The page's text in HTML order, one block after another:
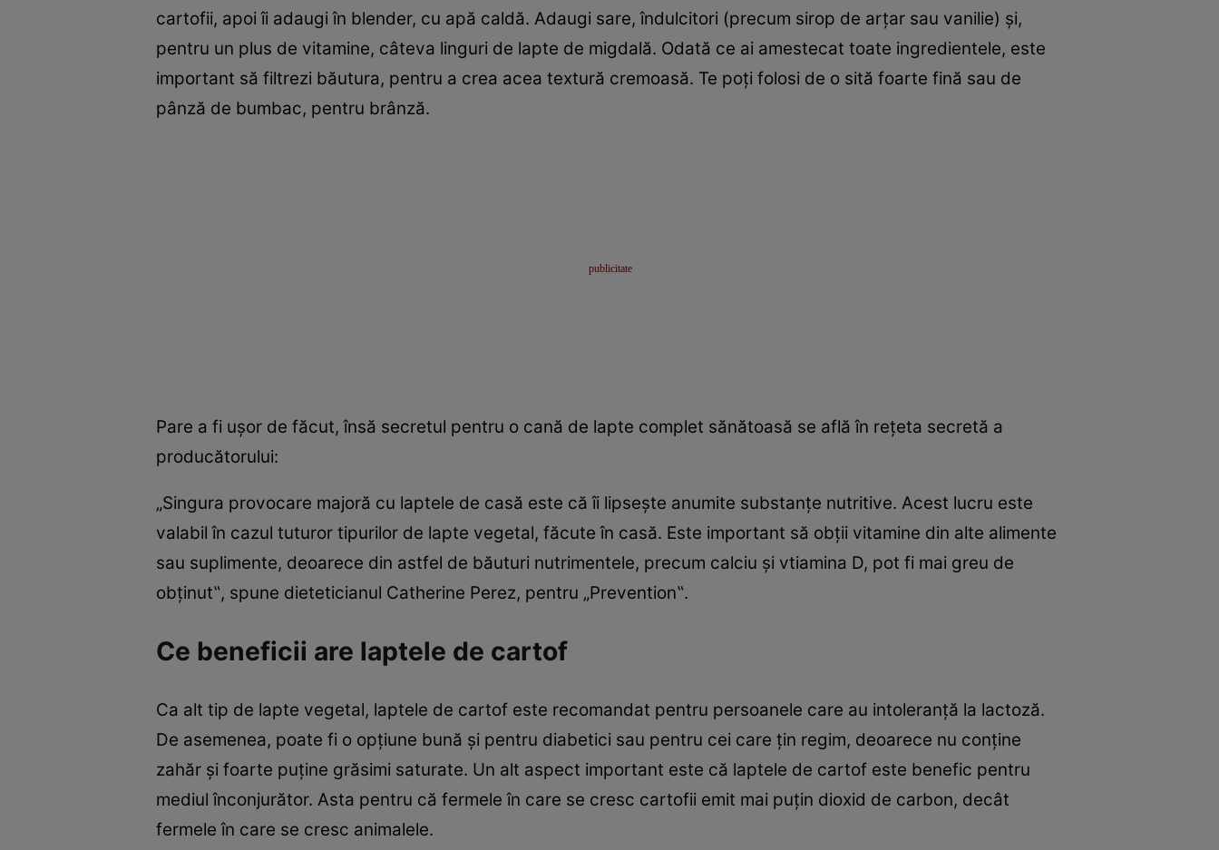
cartofii, apoi îi adaugi în blender, cu apă caldă. Adaugi sare, îndulcitori (precum sirop de arţar sau vanilie) şi,
pentru un plus de vitamine, câteva linguri de lapte de migdală. Odată ce ai amestecat toate ingredientele, este
important să filtrezi băutura, pentru a crea acea textură cremoasă. Te poţi folosi de o sită foarte fină sau de
pânză de bumbac, pentru brânză.
Pare a fi uşor de făcut, însă secretul pentru o cană de lapte complet sănătoasă se află în reţeta secretă a
producătorului:
„Singura provocare majoră cu laptele de casă este că îi lipseşte anumite substanţe nutritive. Acest lucru este
valabil în cazul tuturor tipurilor de lapte vegetal, făcute în casă. Este important să obţii vitamine din alte alimente
sau suplimente, deoarece din astfel de băuturi nutrimentele, precum calciu şi vtiamina D, pot fi mai greu de
obţinut‟, spune dieteticianul Catherine Perez, pentru „Prevention‟.
Ce beneficii are laptele de cartof
Ca alt tip de lapte vegetal, laptele de cartof este recomandat pentru persoanele care au intoleranţă la lactoză.
De asemenea, poate fi o opţiune bună şi pentru diabetici sau pentru cei care ţin regim, deoarece nu conţine
zahăr şi foarte puţine grăsimi saturate. Un alt aspect important este că laptele de cartof este benefic pentru
mediul înconjurător. Asta pentru că fermele în care se cresc cartofii emit mai puţin dioxid de carbon, decât
fermele în care se cresc animalele.